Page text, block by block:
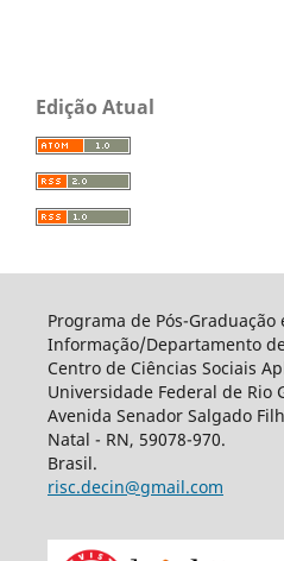
Edição Atual
Programa de Pós-Graduação
Informação/Departamento
Centro de Ciências Sociais
Universidade Federal de Rio
Avenida Senador Salgado
Natal - RN, 59078-970.
Brasil.
risc.decin@gmail.com